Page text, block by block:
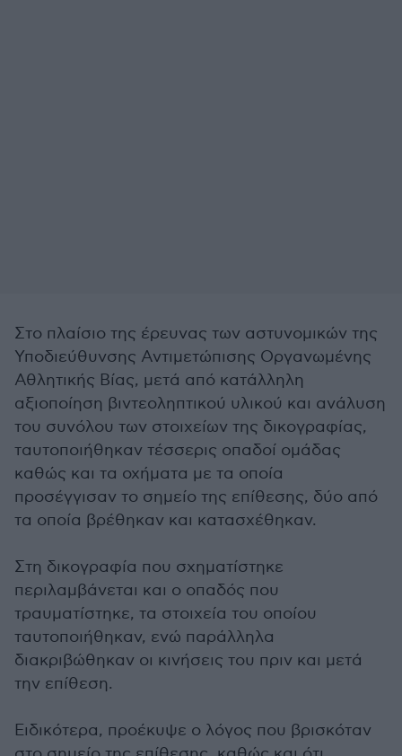
Στο πλαίσιο της έρευνας των αστυνομικών της
Υποδιεύθυνσης Αντιμετώπισης Οργανωμένης
Αθλητικής Βίας, μετά από κατάλληλη
αξιοποίηση βιντεοληπτικού υλικού και ανάλυση
του συνόλου των στοιχείων της δικογραφίας,
ταυτοποιήθηκαν τέσσερις οπαδοί ομάδας
καθώς και τα οχήματα με τα οποία
προσέγγισαν το σημείο της επίθεσης, δύο από
τα οποία βρέθηκαν και κατασχέθηκαν.
Στη δικογραφία που σχηματίστηκε
περιλαμβάνεται και ο οπαδός που
τραυματίστηκε, τα στοιχεία του οποίου
ταυτοποιήθηκαν, ενώ παράλληλα
διακριβώθηκαν οι κινήσεις του πριν και μετά
την επίθεση.
Ειδικότερα, προέκυψε ο λόγος που βρισκόταν